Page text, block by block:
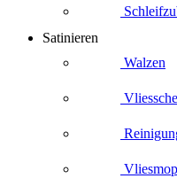
Satinieren
Walzen